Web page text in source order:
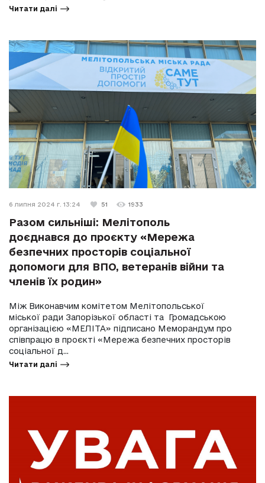
Читати далі
6 липня 2024 г. 13:24 51 1933
Разом сильніші: Мелітополь
доєднався до проєкту «Мережа
безпечних просторів соціальної
допомоги для ВПО, ветеранів війни та
членів їх родин»
Між Виконавчим комітетом Мелітопольської
міської ради Запорізької області та Громадською
організацією «МЕЛІТА» підписано Меморандум про
співпрацю в проєкті «Мережа безпечних просторів
соціальної д...
Читати далі